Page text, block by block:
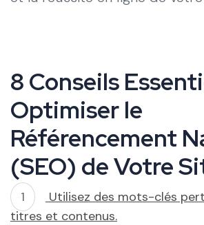
8 Conseils
Optimiser le
Référencement
(SEO) de Votre
Utilisez des mots-clés
titres et contenus.